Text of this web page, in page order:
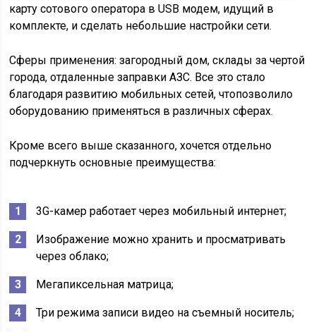
карту сотового оператора в USB модем, идущий в
комплекте, и сделать небольшие настройки сети.
Сферы применения: загородный дом, склады за чертой
города, отдаленные заправки АЗС. Все это стало
благодаря развитию мобильных сетей, чтопозволило
оборудованию применяться в различных сферах.
Кроме всего выше сказанного, хочется отдельно
подчеркнуть основные преимущества:
3G-камер работает через мобильный интернет;
Изображение можно хранить и просматривать
через облако;
Мегапиксельная матрица;
Три режима записи видео на съемный носитель;